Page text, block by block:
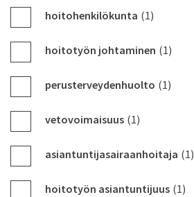
hoitohenkilökunta (1)
hoitotyön johtaminen (1)
perusterveydenhuolto (1)
vetovoimaisuus (1)
asiantuntijasairaanhoitaja (1)
hoitotyön asiantuntijuus (1)